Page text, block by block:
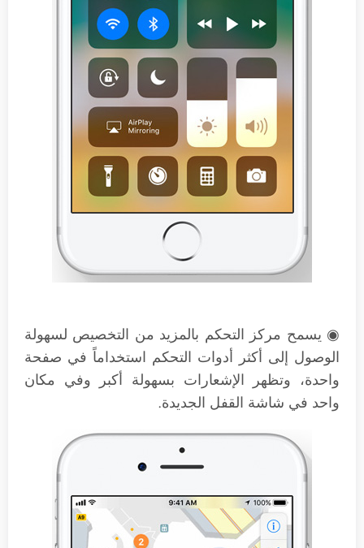
◉ يسمح مركز التحكم بالمزيد من التخصيص لسهولة
الوصول إلى أكثر أدوات التحكم استخداماً في صفحة
واحدة، وتظهر الإشعارات بسهولة أكبر وفي مكان
واحد في شاشة القفل الجديدة.